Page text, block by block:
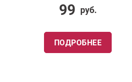
99 руб.
ПОДРОБНЕЕ